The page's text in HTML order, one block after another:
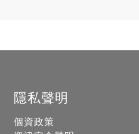
隱私聲明
個資政策